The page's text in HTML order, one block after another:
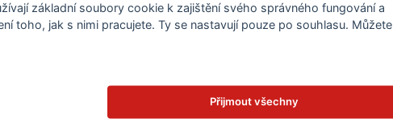
základní soubory cookie k zajištění svého správného fungování a
toho, jak s nimi pracujete. Ty se nastavují pouze po souhlasu. Můžete
Přijmout všechny